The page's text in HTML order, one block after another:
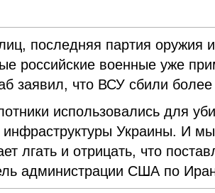
последняя партия оружия
российские военные уже
заявил, что ВСУ сбили
использовались для
инфраструктуры Украины. И
лгать и отрицать, что
администрации США по